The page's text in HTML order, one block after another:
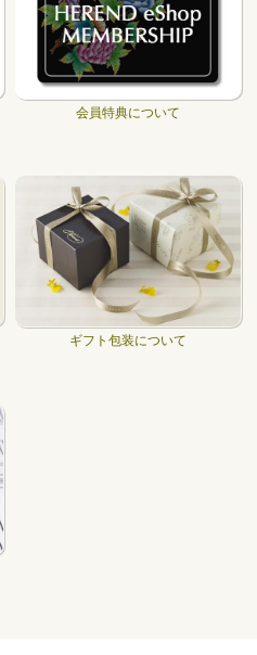
会員特典について
ギフト包装について